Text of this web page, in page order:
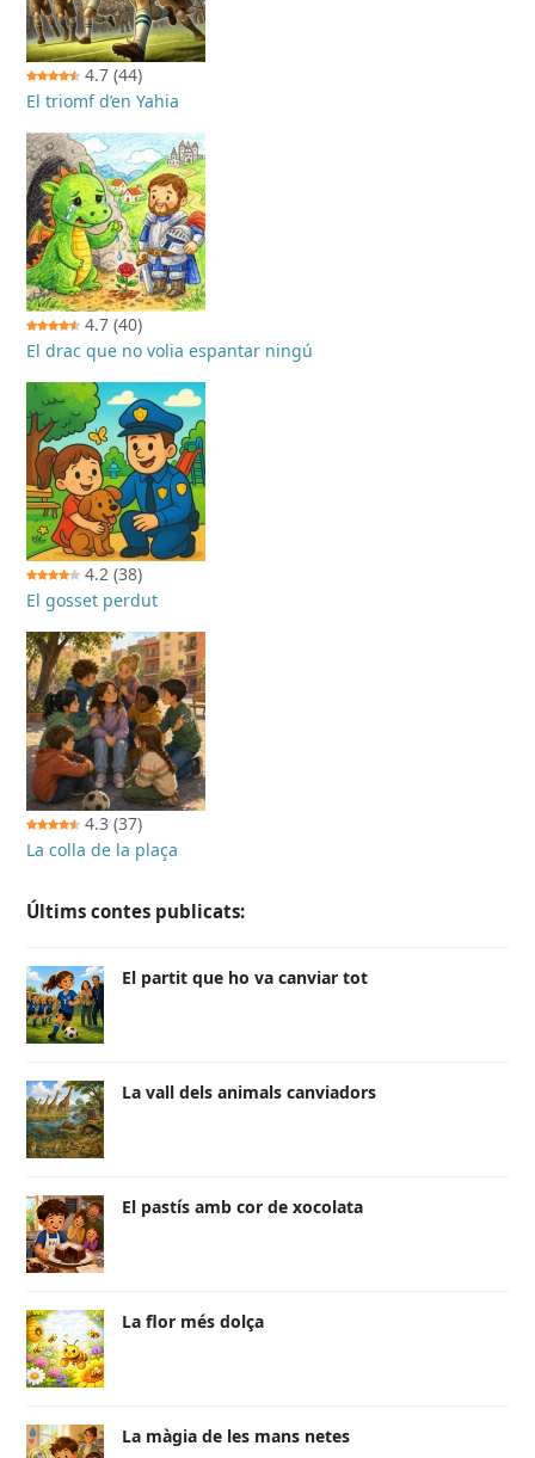
4.7 (44)
El triomf d’en Yahia
4.7 (40)
El drac que no volia espantar ningú
4.2 (38)
El gosset perdut
4.3 (37)
La colla de la plaça
Últims contes publicats:
El partit que ho va canviar tot
La vall dels animals canviadors
El pastís amb cor de xocolata
La flor més dolça
La màgia de les mans netes